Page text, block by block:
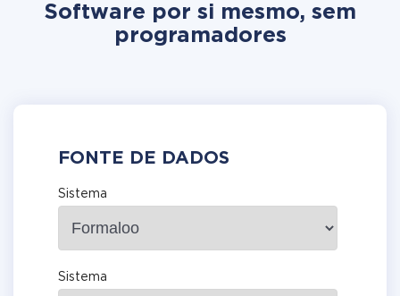
Software por si mesmo, sem
programadores
FONTE DE DADOS
Sistema
Sistema